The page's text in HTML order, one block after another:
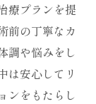
療プランを提
前の丁寧なカ
調や悩みをし
は安心してリ
ンをもたらし